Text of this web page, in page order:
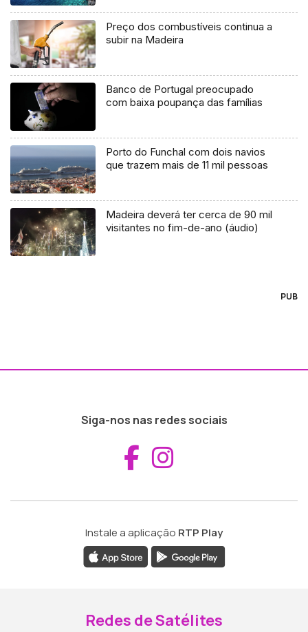
Preço dos combustíveis continua a
subir na Madeira
Banco de Portugal preocupado
com baixa poupança das famílias
Porto do Funchal com dois navios
que trazem mais de 11 mil pessoas
Madeira deverá ter cerca de 90 mil
visitantes no fim-de-ano (áudio)
PUB
Siga-nos nas redes sociais
Aceder ao
Instale a aplicação RTP Play
Redes de Satélites